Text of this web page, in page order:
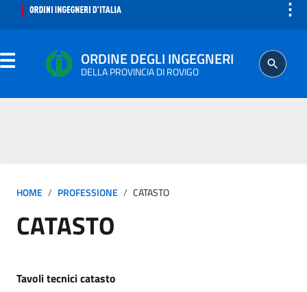
⋮
ORDINE DEGLI INGEGNERI
DELLA PROVINCIA DI ROVIGO
PROFESSIONE
ISCRITTO
AGGIORNAMENTO PROFESSIONALE
HOME PROFESSIONE CATASTO
CATASTO
Tavoli tecnici catasto